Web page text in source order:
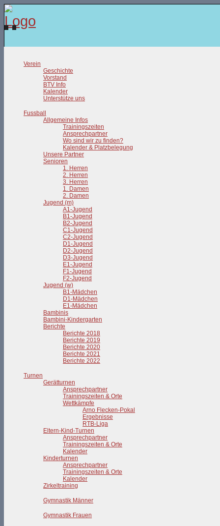
Verein
Geschichte
Vorstand
BTV Info
Kalender
Unterstütze uns
Fussball
Allgemeine Infos
Trainingszeiten
Ansprechpartner
Wo sind wir zu finden?
Kalender & Platzbelegung
Unsere Partner
Senioren
1. Herren
2. Herren
3. Herren
1. Damen
2. Damen
Jugend (m)
A1-Jugend
B1-Jugend
B2-Jugend
C1-Jugend
C2-Jugend
D1-Jugend
D2-Jugend
D3-Jugend
E1-Jugend
F1-Jugend
F2-Jugend
Jugend (w)
B1-Mädchen
D1-Mädchen
E1-Mädchen
Bambinis
Bambini-Kindergarten
Berichte
Berichte 2018
Berichte 2019
Berichte 2020
Berichte 2021
Berichte 2022
Turnen
Gerätturnen
Ansprechpartner
Trainingszeiten & Orte
Wettkämpfe
Arno Flecken-Pokal
Ergebnisse
RTB-Liga
Eltern-Kind-Turnen
Ansprechpartner
Trainingszeiten & Orte
Kalender
Kinderturnen
Ansprechpartner
Trainingszeiten & Orte
Kalender
Zirkeltraining
Gymnastik Männer
Gymnastik Frauen